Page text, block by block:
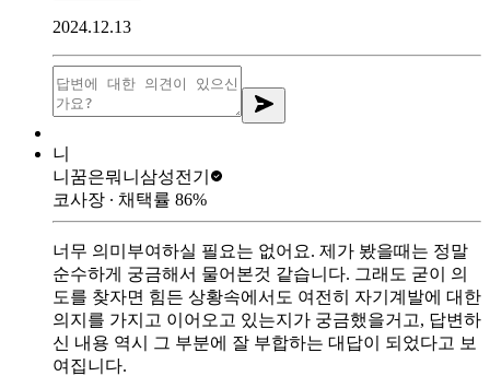
2024.12.13
니
니꿈은뭐니 삼성전기
코사장 ∙ 채택률 86%
너무 의미부여하실 필요는 없어요. 제가 봤을때는 정말
순수하게 궁금해서 물어본것 같습니다. 그래도 굳이 의
도를 찾자면 힘든 상황속에서도 여전히 자기계발에 대한
의지를 가지고 이어오고 있는지가 궁금했을거고, 답변하
신 내용 역시 그 부분에 잘 부합하는 대답이 되었다고 보
여집니다.